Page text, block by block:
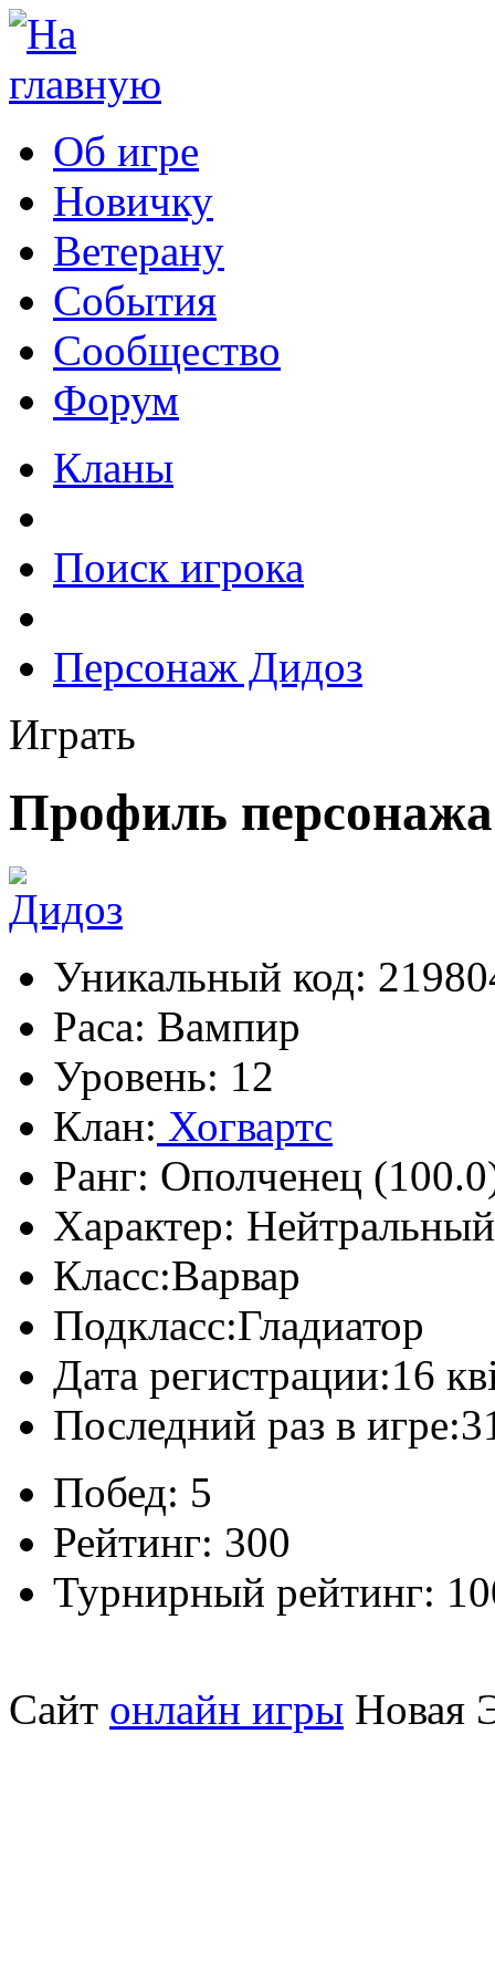
Об игре
Новичку
Ветерану
События
Сообщество
Форум
Кланы
Поиск игрока
Персонаж Дидоз
Играть
Профиль
Уникальный код:
Раса: Вампир
Уровень: 12
Клан: Хогвартс
Ранг: Ополченец
Характер:
Класс:Варвар
Подкласс:Гладиатор
Дата регистрации:16
Последний раз в игре:
Побед: 5
Рейтинг: 300
Турнирный рейтинг:
Сайт онлайн игры Новая